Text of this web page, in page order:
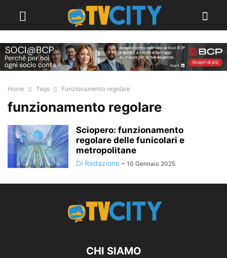
Home Tags Funzionamento regolare
funzionamento regolare
Sciopero: funzionamento
regolare delle funicolari e
metropolitane
Di Redazione - 10 Gennaio 2025
CHI SIAMO